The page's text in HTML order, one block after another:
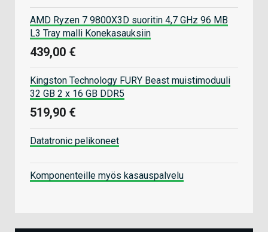
AMD Ryzen 7 9800X3D suoritin 4,7 GHz 96 MB
L3 Tray malli Konekasauksiin
439,00 €
Kingston Technology FURY Beast muistimoduuli
32 GB 2 x 16 GB DDR5
519,90 €
Datatronic pelikoneet
Komponenteille myös kasauspalvelu